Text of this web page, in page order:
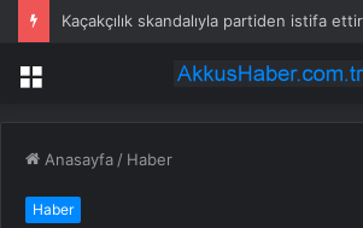
Menü
Anasayfa / Haber
Haber